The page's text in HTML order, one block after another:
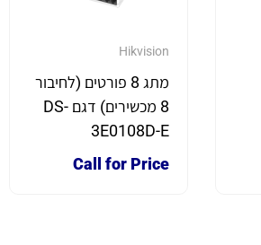
Hikvision
מתג 8 פורטים (לחיבור
8 מכשירים) דגם DS-
3E0108D-E
Call for Price